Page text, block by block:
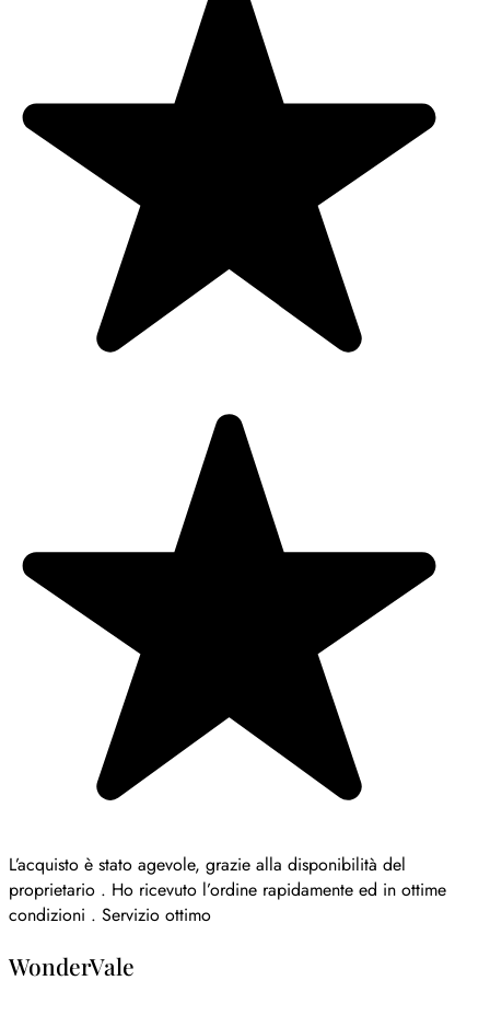
L’acquisto è stato agevole, grazie alla disponibilità del
proprietario . Ho ricevuto l’ordine rapidamente ed in ottime
condizioni . Servizio ottimo
WonderVale